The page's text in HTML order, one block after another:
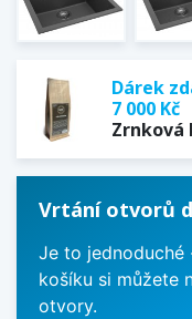
Dárek
7 000 Kč
Zrnková
Vrtání otvorů
Je to
košíku si můžete
otvory.